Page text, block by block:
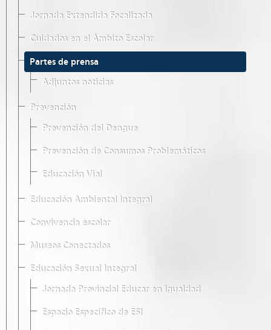
Jornada Extendida Focalizada
Cuidados en el Ámbito Escolar
Partes de prensa
Adjuntos noticias
Prevención
Prevención del Dengue
Prevención de Consumos Problemáticos
Educación Vial
Educación Ambiental Integral
Convivencia escolar
Museos Conectados
Educación Sexual Integral
Jornada Provincial Educar en Igualdad
Espacio Específico de ESI